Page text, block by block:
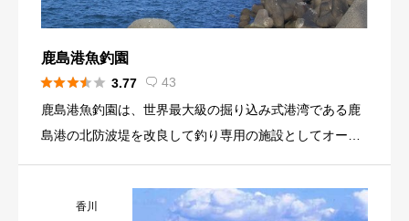
鹿島港魚釣園
 3.77  43
鹿島港魚釣園は、世界最大級の掘り込み式港湾である鹿
島港の北防波堤を改良して釣り専用の施設としてオープ
魚も釣れる海釣り施設であり、アジやサバ、イワシなど
もサビキで狙えることができ、幅広い層が楽しめるポイ
香川